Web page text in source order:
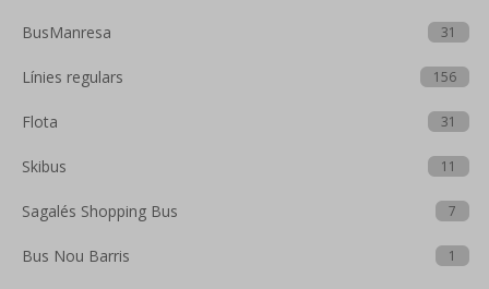
BusManresa 31
Línies regulars 156
Flota 31
Skibus 11
Sagalés Shopping Bus 7
Bus Nou Barris 1